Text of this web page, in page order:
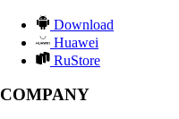
Download
Huawei
RuStore
COMPANY